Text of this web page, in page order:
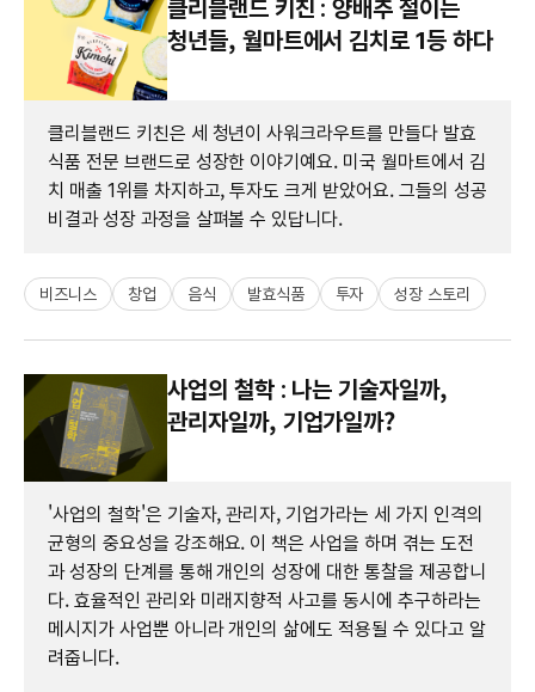
클리블랜드 키친 : 양배추 절이는
청년들, 월마트에서 김치로 1등 하다
클리블랜드 키친은 세 청년이 사워크라우트를 만들다 발효
식품 전문 브랜드로 성장한 이야기예요. 미국 월마트에서 김
치 매출 1위를 차지하고, 투자도 크게 받았어요. 그들의 성공
비결과 성장 과정을 살펴볼 수 있답니다.
비즈니스 창업 음식 발효식품 투자 성장 스토리
사업의 철학 : 나는 기술자일까,
관리자일까, 기업가일까?
'사업의 철학'은 기술자, 관리자, 기업가라는 세 가지 인격의
균형의 중요성을 강조해요. 이 책은 사업을 하며 겪는 도전
과 성장의 단계를 통해 개인의 성장에 대한 통찰을 제공합니
다. 효율적인 관리와 미래지향적 사고를 동시에 추구하라는
메시지가 사업뿐 아니라 개인의 삶에도 적용될 수 있다고 알
려줍니다.